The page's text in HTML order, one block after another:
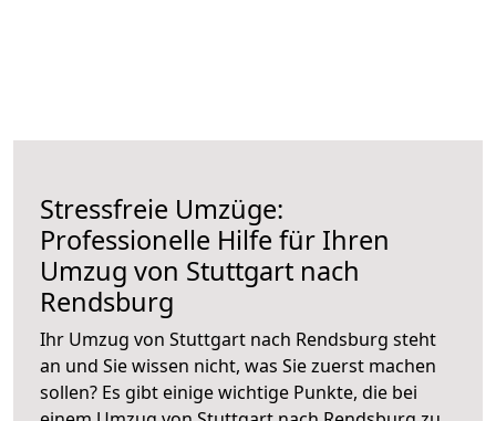
Stressfreie Umzüge:
Professionelle Hilfe für Ihren
Umzug von Stuttgart nach
Rendsburg
Ihr Umzug von Stuttgart nach Rendsburg steht
an und Sie wissen nicht, was Sie zuerst machen
sollen? Es gibt einige wichtige Punkte, die bei